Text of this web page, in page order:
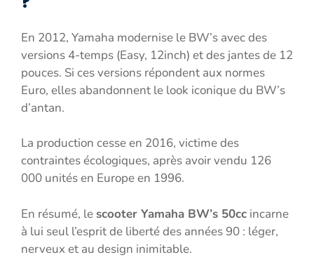
En 2012, Yamaha modernise le BW’s avec des
versions 4-temps (Easy, 12inch) et des jantes de 12
pouces. Si ces versions répondent aux normes
Euro, elles abandonnent le look iconique du BW’s
d’antan.
La production cesse en 2016, victime des
contraintes écologiques, après avoir vendu 126
000 unités en Europe en 1996.
En résumé, lescooter Yamaha BW’s 50cc incarne
à lui seul l’esprit de liberté des années 90 : léger,
nerveux et au design inimitable.